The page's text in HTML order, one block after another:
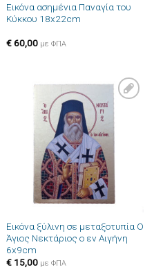
Εικόνα ασημένια Παναγία του
Κύκκου 18x22cm
€60,00 με ΦΠΑ
Πρόσθήκη
στην λίστα
Εικόνα ξύλινη σε μεταξοτυπία Ο
Άγιος Νεκτάριος ο εν Αιγήνη
6x9cm
€15,00 με ΦΠΑ